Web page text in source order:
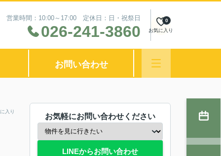
営業時間：10:00～17:00 定休日：日・祝祭日
026-241-3860 お気に入り
0
お問い合わせ
入り
お気軽にお問い合わせください
LINEからお問い合わせ